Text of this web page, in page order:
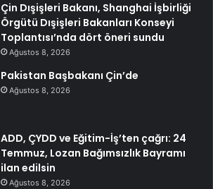
Çin Dışişleri Bakanı, Shanghai İşbirliği
Örgütü Dışişleri Bakanları Konseyi
Toplantısı’nda dört öneri sundu
Ağustos 8, 2026
Pakistan Başbakanı Çin’de
Ağustos 8, 2026
ADD, ÇYDD ve Eğitim-İş’ten çağrı: 24
Temmuz, Lozan Bağımsızlık Bayramı
ilan edilsin
Ağustos 8, 2026